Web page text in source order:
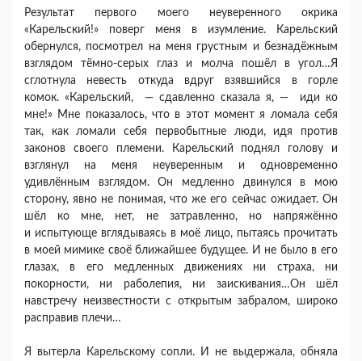
Результат первого моего неуверенного окрика
«Карельский!» поверг меня в изумление. Карельский
обернулся, посмотрел на меня грустным и безнадёжным
взглядом тёмно-серых глаз и молча пошёл в угол…Я
сглотнула невесть откуда вдруг взявшийся в горле
комок. «Карельский, — сдавленно сказала я, — иди ко
мне!» Мне показалось, что в этот момент я ломала себя
так, как ломали себя первобытные люди, идя против
законов своего племени. Карельский поднял голову и
взглянул на меня неуверенным и одновременно
удивлённым взглядом. Он медленно двинулся в мою
сторону, явно не понимая, что же его сейчас ожидает. Он
шёл ко мне, нет, не затравленно, но напряжённо
и испытующе вглядываясь в моё лицо, пытаясь прочитать
в моей мимике своё ближайшее будущее. И не было в его
глазах, в его медленных движениях ни страха, ни
покорности, ни раболепия, ни заискивания…Он шёл
навстречу неизвестности с открытым забралом, широко
расправив плечи…
Я вытерла Карельскому сопли. И не выдержала, обняла